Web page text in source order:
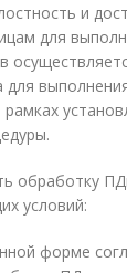
и
для
для
обработку
условий:
форме